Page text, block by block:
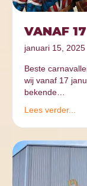
VANAF
januari 15, 2025
Beste
wij vanaf 17
bekende…
Lees verder...